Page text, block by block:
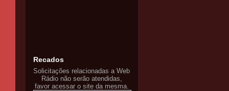
Recados
Solicitações relacionadas a Web
Rádio não serão atendidas,
favor acessar o site da mesma.